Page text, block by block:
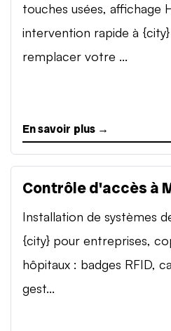
touches usées, affichage
intervention rapide à
remplacer votre ...
En savoir plus →
Contrôle d'accès à
Installation de systèmes
{city} pour entreprises,
hôpitaux : badges RFID,
gest...